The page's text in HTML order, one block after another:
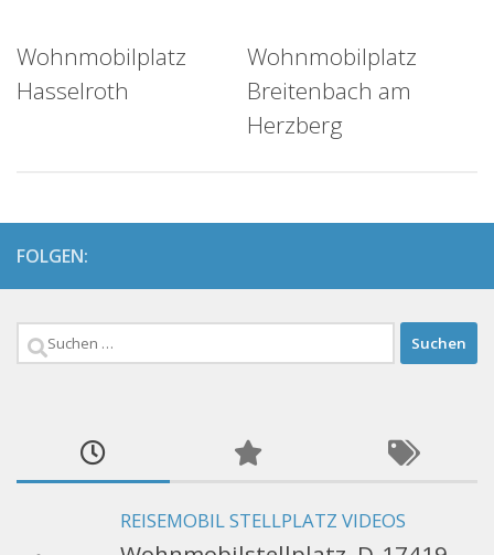
Wohnmobilplatz
Hasselroth
Wohnmobilplatz
Breitenbach am
Herzberg
FOLGEN:
Suchen
REISEMOBIL STELLPLATZ VIDEOS